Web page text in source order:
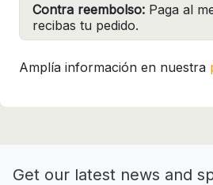
Contra reembolso: Paga al
recibas tu pedido.
Amplía información en nuestra
Get our latest news and